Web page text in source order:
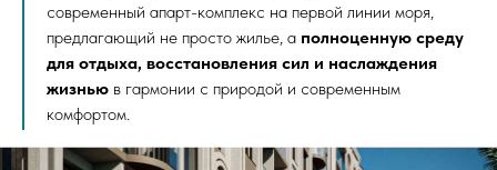
современный апарт-комплекс на первой линии моря,
предлагающий не просто жилье, а полноценную среду
для отдыха, восстановления сил и наслаждения
жизнью в гармонии с природой и современным
комфортом.